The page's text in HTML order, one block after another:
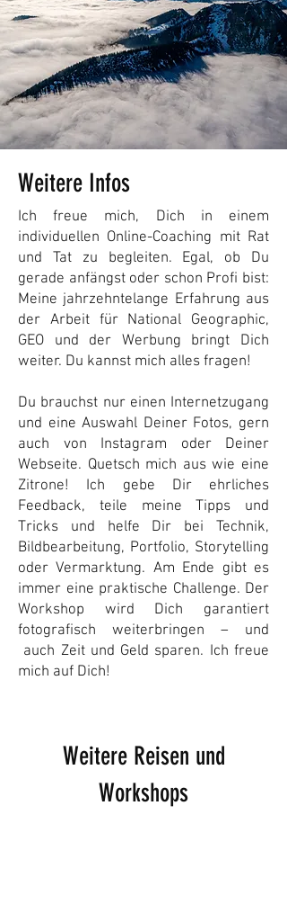
Weitere Infos
Ich freue mich, Dich in einem
individuellen Online-Coaching mit Rat
und Tat zu begleiten. Egal, ob Du
gerade anfängst oder schon Profi bist:
Meine jahrzehntelange Erfahrung aus
der Arbeit für National Geographic,
GEO und der Werbung bringt Dich
weiter. Du kannst mich alles fragen!
Du brauchst nur einen Internetzugang
und eine Auswahl Deiner Fotos, gern
auch von Instagram oder Deiner
Webseite. Quetsch mich aus wie eine
Zitrone! Ich gebe Dir ehrliches
Feedback, teile meine Tipps und
Tricks und helfe Dir bei Technik,
Bildbearbeitung, Portfolio, Storytelling
oder Vermarktung. Am Ende gibt es
immer eine praktische Challenge. Der
Workshop wird Dich garantiert
fotografisch weiterbringen – und
auch Zeit und Geld sparen. Ich freue
mich auf Dich!
Weitere Reisen und
Workshops